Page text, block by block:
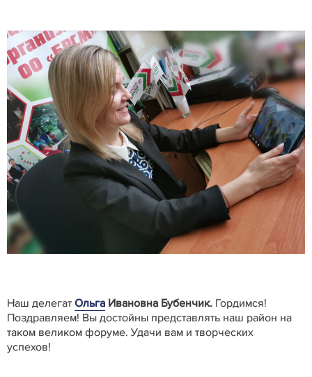
Наш делегат Ольга Ивановна Бубенчик. Гордимся!
Поздравляем! Вы достойны представлять наш район на
таком великом форуме. Удачи вам и творческих
успехов!